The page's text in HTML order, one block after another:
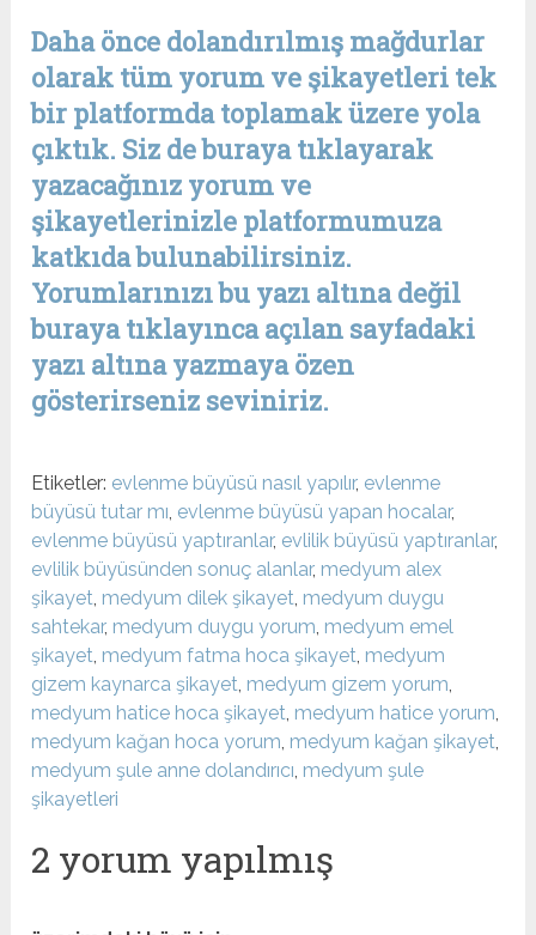
Daha önce dolandırılmış mağdurlar
olarak tüm yorum ve şikayetleri tek
bir platformda toplamak üzere yola
çıktık. Siz de buraya tıklayarak
yazacağınız yorum ve
şikayetlerinizle platformumuza
katkıda bulunabilirsiniz.
Yorumlarınızı bu yazı altına değil
buraya tıklayınca açılan sayfadaki
yazı altına yazmaya özen
gösterirseniz seviniriz.
Etiketler: evlenme büyüsü nasıl yapılır, evlenme
büyüsü tutar mı, evlenme büyüsü yapan hocalar,
evlenme büyüsü yaptıranlar, evlilik büyüsü yaptıranlar,
evlilik büyüsünden sonuç alanlar, medyum alex
şikayet, medyum dilek şikayet, medyum duygu
sahtekar, medyum duygu yorum, medyum emel
şikayet, medyum fatma hoca şikayet, medyum
gizem kaynarca şikayet, medyum gizem yorum,
medyum hatice hoca şikayet, medyum hatice yorum,
medyum kağan hoca yorum, medyum kağan şikayet,
medyum şule anne dolandırıcı, medyum şule
şikayetleri
2 yorum yapılmış